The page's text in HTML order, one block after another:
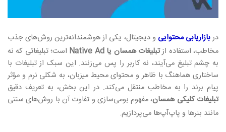
دربازاریابی محتوایی و دیجیتال، یکی از هوشمندانه‌ترین روش‌های جذب
مخاطب، استفاده ازتبلیغات همسان یا Native Ad
است؛ تبلیغاتی که نه
به چشم تبلیغ می‌آیند، نه کاربر را پس می‌زنند. این سبک از تبلیغات با
ساختاری هماهنگ با ظاهر و محتوای محیط میزبان، به شکلی نرم و مؤثر
پیام برند را به مخاطب منتقل می‌کند. در این بخش، به تعریف دقیق
تبلیغات کلیکی همسان، مفهوم بومی‌سازی و تفاوت آن با روش‌های سنتی
مانند بنرها و پاپ‌آپ‌ها می‌پردازیم.